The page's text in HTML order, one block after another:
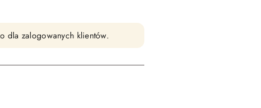
dla zalogowanych klientów.